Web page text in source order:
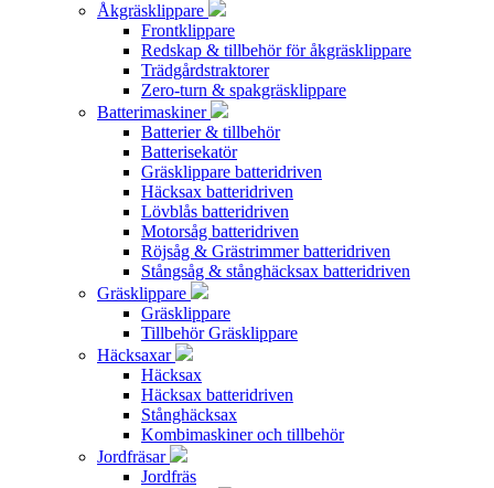
Åkgräsklippare
Frontklippare
Redskap & tillbehör för åkgräsklippare
Trädgårdstraktorer
Zero-turn & spakgräsklippare
Batterimaskiner
Batterier & tillbehör
Batterisekatör
Gräsklippare batteridriven
Häcksax batteridriven
Lövblås batteridriven
Motorsåg batteridriven
Röjsåg & Grästrimmer batteridriven
Stångsåg & stånghäcksax batteridriven
Gräsklippare
Gräsklippare
Tillbehör Gräsklippare
Häcksaxar
Häcksax
Häcksax batteridriven
Stånghäcksax
Kombimaskiner och tillbehör
Jordfräsar
Jordfräs